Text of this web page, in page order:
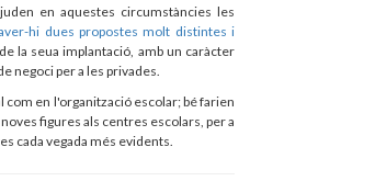
en aquestes circumstàncies les
hi dues propostes molt distintes i
la seua implantació, amb un caràcter
negoci per a les privades.
en l'organització escolar; bé farien
figures als centres escolars, per a
cada vegada més evidents.